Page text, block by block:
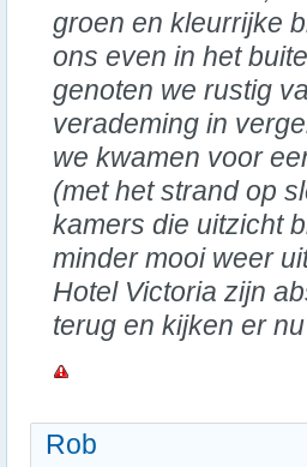
groen en kleurrijke
ons even in het
genoten we rustig
verademing in
we kwamen voor
(met het strand op
kamers die uitzicht
minder mooi weer
Hotel Victoria zijn
terug en kijken er
Rob